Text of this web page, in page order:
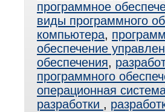
программное
виды программного
компьютера,
обеспечение
обеспечения,
программного
операционная
разработки ,